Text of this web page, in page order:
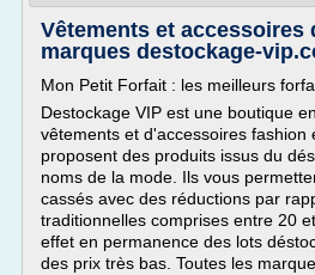
Vêtements et accessoires
marques destockage-
Mon Petit Forfait : les meilleurs
Destockage VIP est une boutique
vêtements et d'accessoires fashion
proposent des produits issus du
noms de la mode. Ils vous
cassés avec des réductions par
traditionnelles comprises entre 20
effet en permanence des lots
des prix très bas. Toutes les